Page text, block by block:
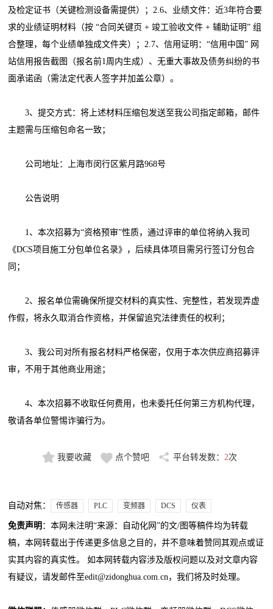
及检定证书（关键检测设备需提供）；2.6、业绩文件：近3年符合要
求的业绩证明材料（按 “合同关键页 + 竣工验收文件 + 辅助证明” 组
合整理，每个业绩单独成文件夹）；2.7、信用证明：“信用中国” 网
站信用报告截图（报名前1周内生成）、无重大事故及债务纠纷的书
面承诺函（需法定代表人签字并加盖公章）。
3、提交方式：将上述材料压缩包发送至我公司指定邮箱，邮件
主题需与压缩包命名一致；
公司地址：上海市闵行区紫月路968号
公告说明
1、本次招募为“资格预审”性质，通过评审的单位将纳入我司
《DCS项目施工分包单位名录》，后续具体项目需另行签订分包合
同；
2、报名单位需确保所提交材料的真实性、完整性，若发现弄虚
作假，将永久取消合作资格，并保留追究法律责任的权利；
3、我公司对所有报名材料严格保密，仅用于本次供应商招募评
审，不用于其他商业用途；
4、本次招募不收取任何费用，也未委托任何第三方机构代理，
敬请各单位警惕诈骗行为。
我要收藏 点个赞吧 平台转发数： 2次
自动对焦： 传感器 PLC 变频器 DCS 仪表
免责声明 ：本网未注明“来源：自动化网”的文/图等稿件均为转载
稿，本网转载出于传递更多信息之目的，并不意味着赞同其观点或证
实其内容的真实性。 如本网转载内容涉及版权问题以及对文章内容
有疑议，请发邮件至edit@zidonghua.com.cn，我们将及时处理。